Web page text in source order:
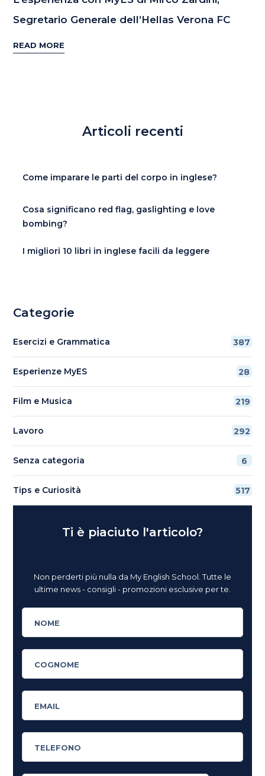
Segretario Generale dell’Hellas Verona FC
READ MORE
Articoli recenti
Come imparare le parti del corpo in inglese?
Cosa significano red flag, gaslighting e love
bombing?
I migliori 10 libri in inglese facili da leggere
Categorie
Esercizi e Grammatica 387
Esperienze MyES 28
Film e Musica 219
Lavoro 292
Senza categoria 6
Tips e Curiosità 517
Ti è piaciuto l'articolo?
Non perderti più nulla da My English School. Tutte le
ultime news - consigli - promozioni esclusive per te.